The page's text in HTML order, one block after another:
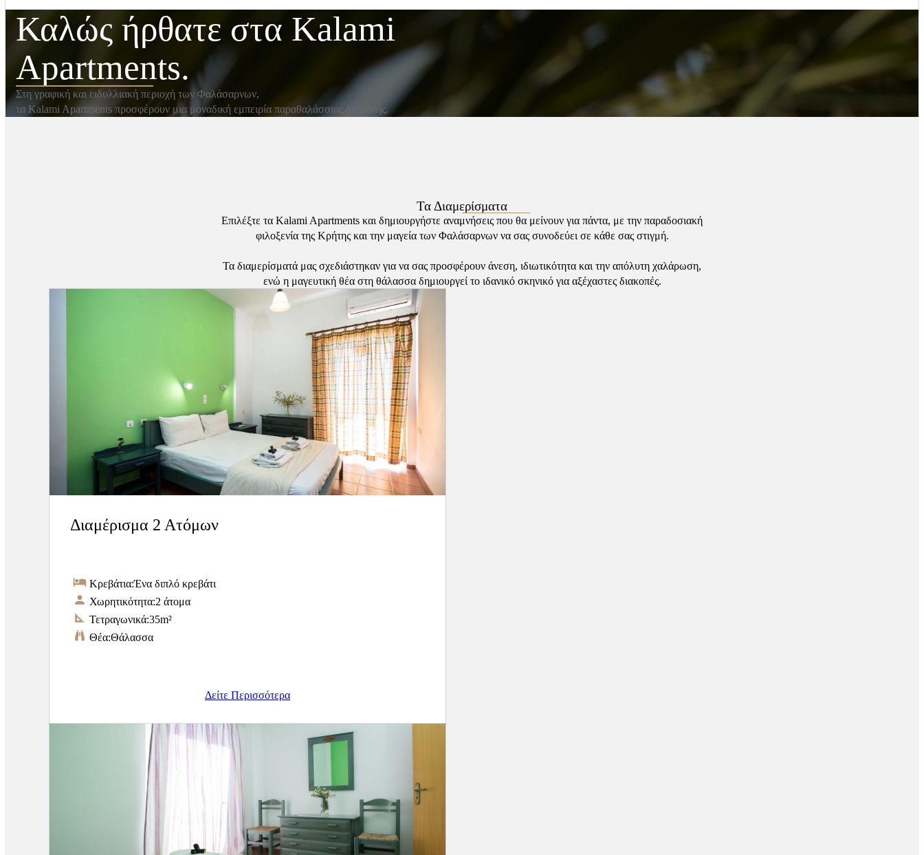
Καλώς ήρθατε στα Kalami
Apartments.
Στη γραφική και ειδυλλιακή περιοχή των Φαλάσαρνων,
τα Kalami Apartments προσφέρουν μια μοναδική εμπειρία παραθαλάσσιας διαμονής.
Τα Διαμερίσματα
Επιλέξτε τα Kalami Apartments και δημιουργήστε αναμνήσεις που θα μείνουν για πάντα, με την παραδοσιακή
φιλοξενία της Κρήτης και την μαγεία των Φαλάσαρνων να σας συνοδεύει σε κάθε σας στιγμή.
Τα διαμερίσματά μας σχεδιάστηκαν για να σας προσφέρουν άνεση, ιδιωτικότητα και την απόλυτη χαλάρωση,
ενώ η μαγευτική θέα στη θάλασσα δημιουργεί το ιδανικό σκηνικό για αξέχαστες διακοπές.
Διαμέρισμα 2 Ατόμων
Κρεβάτια:Ένα διπλό κρεβάτι
Χωρητικότητα:2 άτομα
Τετραγωνικά:35m²
Θέα:Θάλασσα
Δείτε Περισσότερα